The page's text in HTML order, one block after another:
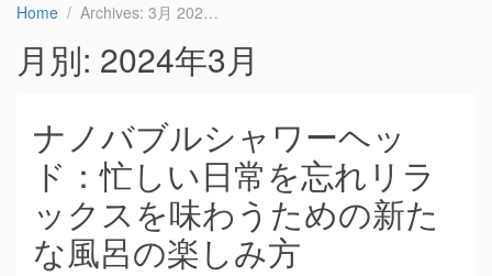
Home Archives: 3月 2024
月別: 2024年3月
ナノバブルシャワーヘッ
ド：忙しい日常を忘れリラ
ックスを味わうための新た
な風呂の楽しみ方